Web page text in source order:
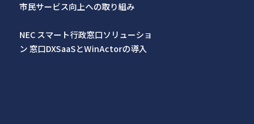
市民サービス向上への取り組み
NEC スマート行政窓口ソリューショ
ン 窓口DXSaaSとWinActorの導入